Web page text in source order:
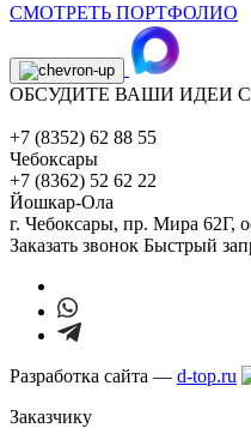
СМОТРЕТЬ ПОРТФОЛИО
ОБСУДИТЕ ВАШИ ИДЕИ
+7 (8352) 62 88 55
Чебоксары
+7 (8362) 52 62 22
Йошкар-Ола
г. Чебоксары, пр. Мира 62Г,
Заказать звонок Быстрый
Разработка сайта — d-top.ru
Заказчику